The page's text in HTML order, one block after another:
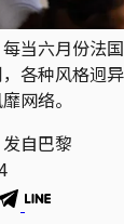
当六月份法
各种风格迥
网络。
自巴黎